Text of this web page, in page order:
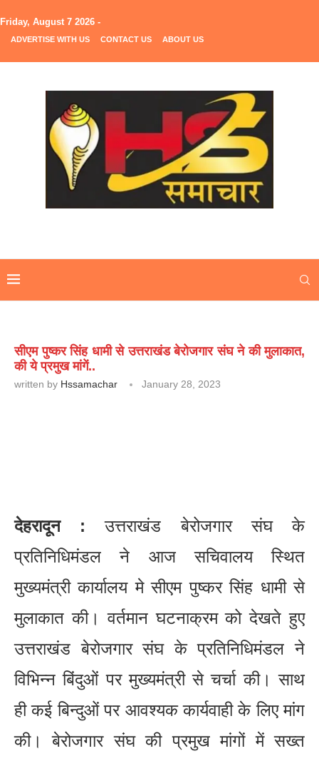
Friday, August 7 2026 -
ADVERTISE WITH US CONTACT US ABOUT US
सीएम पुष्कर सिंह धामी से उत्तराखंड बेरोजगार संघ ने की मुलाकात,
की ये प्रमुख मांगें..
written by Hssamachar January 28, 2023
देहरादून : उत्तराखंड बेरोजगार संघ के
प्रतिनिधिमंडल ने आज सचिवालय स्थित
मुख्यमंत्री कार्यालय मे सीएम पुष्कर सिंह धामी से
मुलाकात की। वर्तमान घटनाक्रम को देखते हुए
उत्तराखंड बेरोजगार संघ के प्रतिनिधिमंडल ने
विभिन्न बिंदुओं पर मुख्यमंत्री से चर्चा की। साथ
ही कई बिन्दुओं पर आवश्यक कार्यवाही के लिए मांग
की। बेरोजगार संघ की प्रमुख मांगों में सख्त